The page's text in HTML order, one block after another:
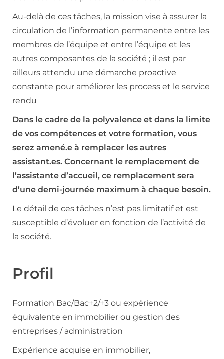
Au-delà de ces tâches, la mission vise à assurer la
circulation de l’information permanente entre les
membres de l’équipe et entre l’équipe et les
autres composantes de la société ; il est par
ailleurs attendu une démarche proactive
constante pour améliorer les process et le service
rendu
Dans le cadre de la polyvalence et dans la limite
de vos compétences et votre formation, vous
serez amené.e à remplacer les autres
assistant.es. Concernant le remplacement de
l’assistante d’accueil, ce remplacement sera
d’une demi-journée maximum à chaque besoin.
Le détail de ces tâches n’est pas limitatif et est
susceptible d’évoluer en fonction de l’activité de
la société.
Profil
Formation Bac/Bac+2/+3 ou expérience
équivalente en immobilier ou gestion des
entreprises / administration
Expérience acquise en immobilier,